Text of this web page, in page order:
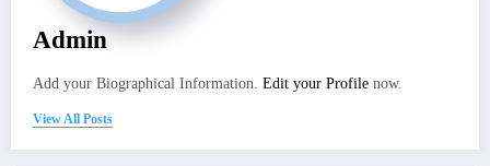
Admin
Add your Biographical Information. Edit your Profile now.
View All Posts